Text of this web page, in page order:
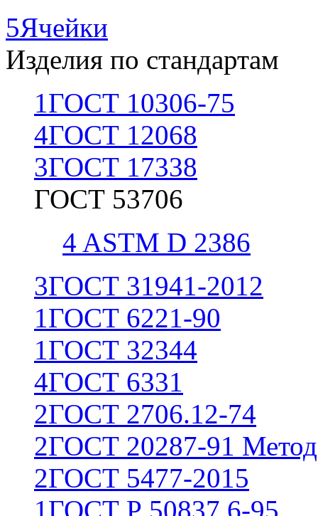
5Ячейки
Изделия по стандартам
1ГОСТ 10306-75
4ГОСТ 12068
3ГОСТ 17338
ГОСТ 53706
4 ASTM D 2386
3ГОСТ 31941-2012
1ГОСТ 6221-90
1ГОСТ 32344
4ГОСТ 6331
2ГОСТ 2706.12-74
2ГОСТ 20287-91
2ГОСТ 5477-2015